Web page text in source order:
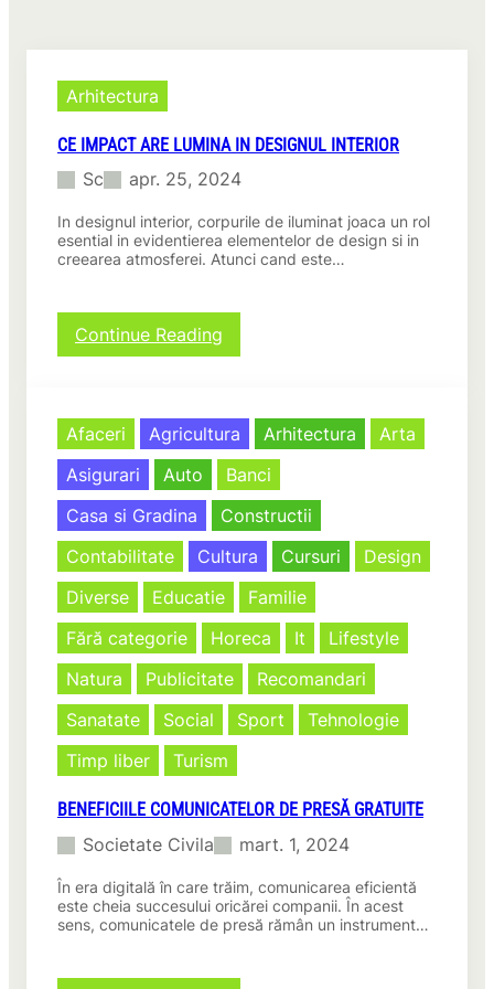
Arhitectura
CE IMPACT ARE LUMINA IN DESIGNUL INTERIOR
Sc apr. 25, 2024
In designul interior, corpurile de iluminat joaca un rol
esential in evidentierea elementelor de design si in
creearea atmosferei. Atunci cand este…
Continue Reading
C
m
p
a
c
t
a
r
e
l
u
m
i
n
a
i
n
d
e
s
i
n
u
l
n
Afaceri Agricultura Arhitectura
Arta
Asigurari
Auto
Banci
Casa si Gradina
Constructii
Contabilitate
Cultura Cursuri
Design
Diverse
Educatie
Familie
Fără categorie
Horeca It
Lifestyle
Natura
Publicitate
Recomandari
Sanatate
Social Sport
Tehnologie
Timp liber
Turism
BENEFICIILE COMUNICATELOR DE PRESĂ GRATUITE
Societate Civila mart. 1, 2024
În era digitală în care trăim, comunicarea eficientă
este cheia succesului oricărei companii. În acest
sens, comunicatele de presă rămân un instrument…